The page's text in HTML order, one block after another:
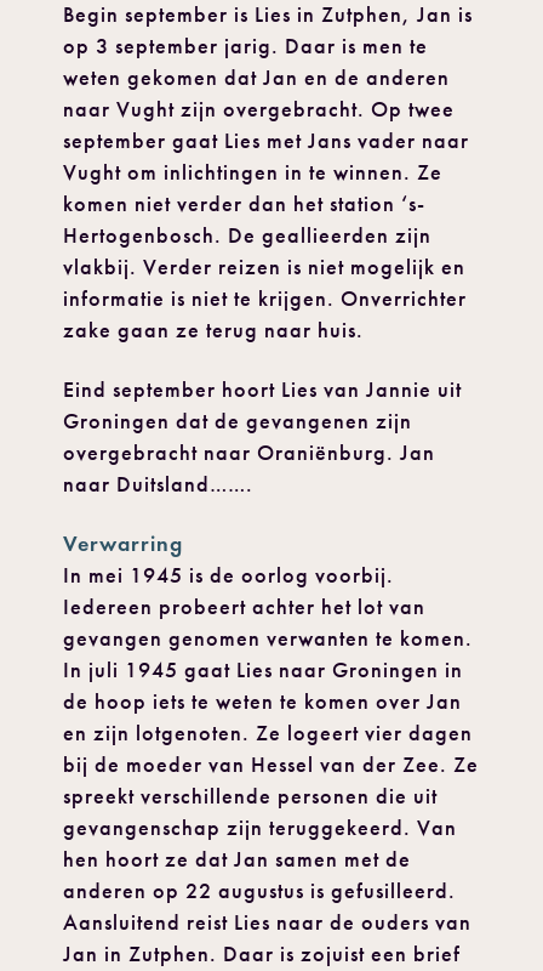
Begin september is Lies in Zutphen, Jan is
op 3 september jarig. Daar is men te
weten gekomen dat Jan en de anderen
naar Vught zijn overgebracht. Op twee
september gaat Lies met Jans vader naar
Vught om inlichtingen in te winnen. Ze
komen niet verder dan het station ‘s-
Hertogenbosch. De geallieerden zijn
vlakbij. Verder reizen is niet mogelijk en
informatie is niet te krijgen. Onverrichter
zake gaan ze terug naar huis.
Eind september hoort Lies van Jannie uit
Groningen dat de gevangenen zijn
overgebracht naar Oraniënburg. Jan
naar Duitsland…….
Verwarring
In mei 1945 is de oorlog voorbij.
Iedereen probeert achter het lot van
gevangen genomen verwanten te komen.
In juli 1945 gaat Lies naar Groningen in
de hoop iets te weten te komen over Jan
en zijn lotgenoten. Ze logeert vier dagen
bij de moeder van Hessel van der Zee. Ze
spreekt verschillende personen die uit
gevangenschap zijn teruggekeerd. Van
hen hoort ze dat Jan samen met de
anderen op 22 augustus is gefusilleerd.
Aansluitend reist Lies naar de ouders van
Jan in Zutphen. Daar is zojuist een brief